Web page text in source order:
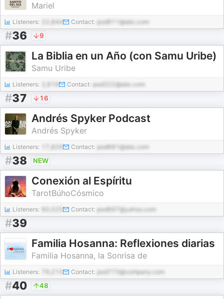
Mariel
Listeners: 22,844 Contact: pod911@abc.com
#36 9
La Biblia en un Año (con Samu Uribe)
Samu Uribe
Listeners: Contact: pod322@abc.com
#37 16
Andrés Spyker Podcast
Andrés Spyker
Listeners: Contact: pod681@abc.com
#38 NEW
Conexión al Espíritu
TarotBúhoCósmico
Listeners: Contact: pod897@yahoo.com
#39
Familia Hosanna: Reflexiones diarias
Familia Hosanna, la Sonrisa de
Listeners: Contact: pod773@company.com
#40 48